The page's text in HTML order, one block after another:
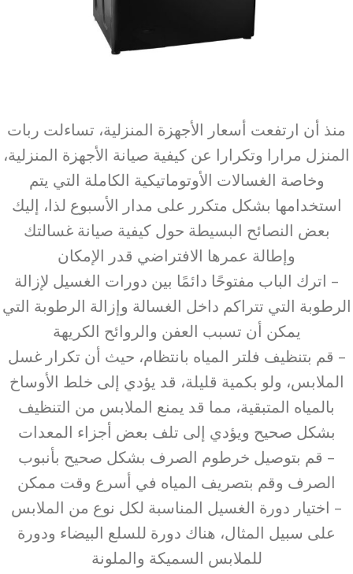
منذ أن ارتفعت أسعار الأجهزة المنزلية، تساءلت ربات
المنزل مرارا وتكرارا عن كيفية صيانة الأجهزة المنزلية،
وخاصة الغسالات الأوتوماتيكية الكاملة التي يتم
استخدامها بشكل متكرر على مدار الأسبوع لذا، إليك
بعض النصائح البسيطة حول كيفية صيانة غسالتك
وإطالة عمرها الافتراضي قدر الإمكان
– اترك الباب مفتوحًا دائمًا بين دورات الغسيل لإزالة
الرطوبة التي تتراكم داخل الغسالة وإزالة الرطوبة التي
يمكن أن تسبب العفن والروائح الكريهة
– قم بتنظيف فلتر المياه بانتظام، حيث أن تكرار غسل
الملابس، ولو بكمية قليلة، قد يؤدي إلى خلط الأوساخ
بالمياه المتبقية، مما قد يمنع الملابس من التنظيف
بشكل صحيح ويؤدي إلى تلف بعض أجزاء المعدات
– قم بتوصيل خرطوم الصرف بشكل صحيح بأنبوب
الصرف وقم بتصريف المياه في أسرع وقت ممكن
– اختيار دورة الغسيل المناسبة لكل نوع من الملابس
على سبيل المثال، هناك دورة للسلع البيضاء ودورة
للملابس السميكة والملونة